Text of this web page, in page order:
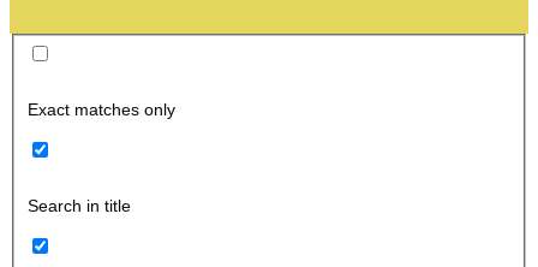
Exact matches only
Search in title